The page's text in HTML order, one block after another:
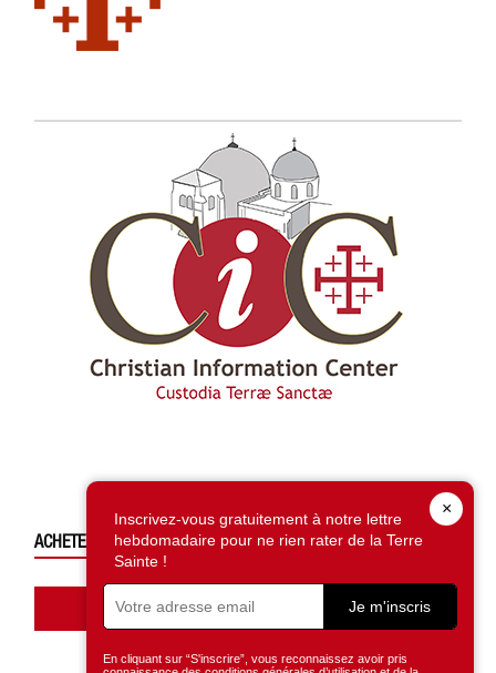
ACHETEZ CE NUMÉRO
Accédez à la boutique
×
Inscrivez-vous gratuitement à notre lettre
hebdomadaire pour ne rien rater de la Terre
Sainte !
Je m'inscris
En cliquant sur “S'inscrire”, vous reconnaissez avoir pris